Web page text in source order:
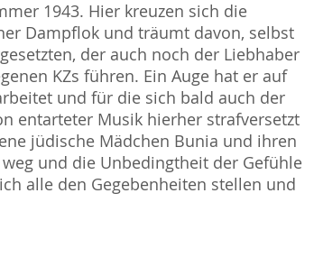
1943. Hier kreuzen sich die
Dampflok und träumt davon, selbst
der auch noch der Liebhaber
KZs führen. Ein Auge hat er auf
und für die sich bald auch der
entarteter Musik hierher strafversetzt
jüdische Mädchen Bunia und ihren
und die Unbedingtheit der Gefühle
alle den Gegebenheiten stellen und